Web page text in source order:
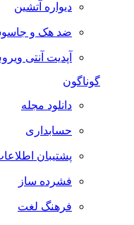
دیواره آتشین
ضد هک و جاسوسی
آپدیت آنتی ویروس
گوناگون
دانلود مجله
حسابداری
پشتیبان اطلاعات
فشرده ساز
فرهنگ لغت